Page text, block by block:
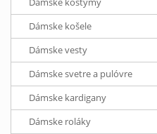
Dámske košele
Dámske vesty
Dámske svetre a pulóvre
Dámske kardigany
Dámske roláky